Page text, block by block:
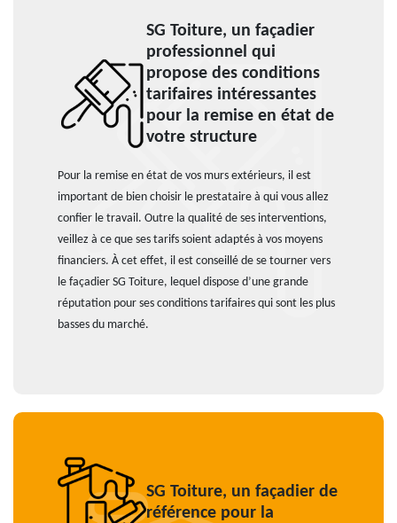
SG Toiture, un façadier
professionnel qui
propose des conditions
tarifaires intéressantes
pour la remise en état de
votre structure
Pour la remise en état de vos murs extérieurs, il est
important de bien choisir le prestataire à qui vous allez
confier le travail. Outre la qualité de ses interventions,
veillez à ce que ses tarifs soient adaptés à vos moyens
financiers. À cet effet, il est conseillé de se tourner vers
le façadier SG Toiture, lequel dispose d’une grande
réputation pour ses conditions tarifaires qui sont les plus
basses du marché.
SG Toiture, un façadier de
référence pour la